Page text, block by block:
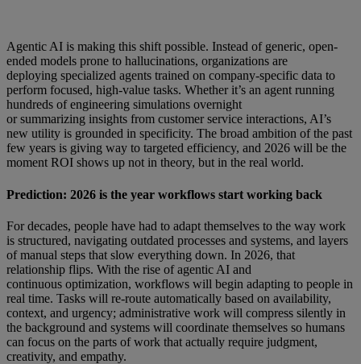
Agentic AI is making this shift possible. Instead of generic, open-
ended models prone to hallucinations, organizations are
deploying specialized agents trained on company-specific data to
perform focused, high-value tasks. Whether it’s an agent running
hundreds of engineering simulations overnight
or summarizing insights from customer service interactions, AI’s
new utility is grounded in specificity. The broad ambition of the past
few years is giving way to targeted efficiency, and 2026 will be the
moment ROI shows up not in theory, but in the real world.
Prediction: 2026 is the year workflows start working back
For decades, people have had to adapt themselves to the way work
is structured, navigating outdated processes and systems, and layers
of manual steps that slow everything down. In 2026, that
relationship flips. With the rise of agentic AI and
continuous optimization, workflows will begin adapting to people in
real time. Tasks will re-route automatically based on availability,
context, and urgency; administrative work will compress silently in
the background and systems will coordinate themselves so humans
can focus on the parts of work that actually require judgment,
creativity, and empathy.